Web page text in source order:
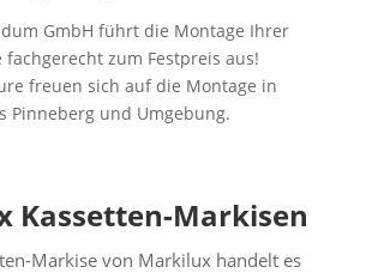
GmbH führt die Montage Ihrer
fachgerecht zum Festpreis aus!
freuen sich auf die Montage in
Pinneberg und Umgebung.
Kassetten-Markisen
Markise von Markilux handelt es